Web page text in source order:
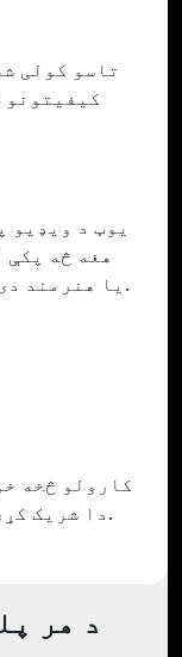
تاسو کولی
کیفیتونو
یوټ د ویډیو
هغه څه
یا هنرمند دی، تاسو کولی شئ دا تازه کړئ.
دا شریک کړئ یا خپلو ملګرو ته وښایاست.
د هر